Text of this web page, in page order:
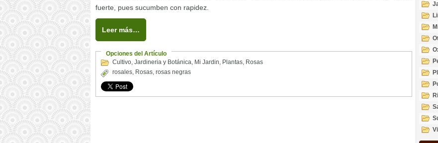
fuerte, pues sucumben con rapidez.
Leer más…
Opciones del Artículo
Cultivo, Jardineria y Botánica, Mi Jardin, Plantas, Rosas
rosales, Rosas, rosas negras